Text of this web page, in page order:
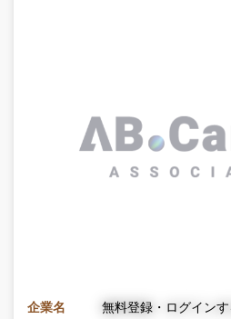
企業名
無料登録・ログイン